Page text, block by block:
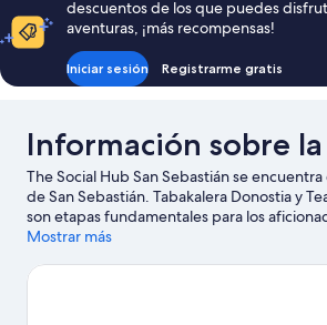
descuentos de los que puedes
aventuras, ¡más recompensas!
Iniciar sesión Registrarme gratis
Información sobre
The Social Hub San Sebastián se
de San Sebastián. Tabakalera Donostia y
son etapas fundamentales para los
esta región, donde también puedes
activas. Aquarium Donostia-San Sebastián
Mostrar más